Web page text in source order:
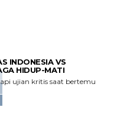
INDONESIA VS
HIDUP-MATI
ujian kritis saat bertemu